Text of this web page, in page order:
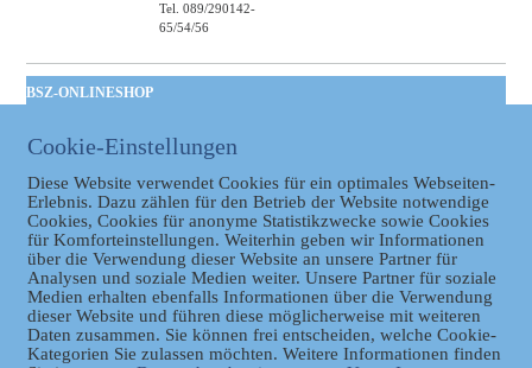
Tel. 089/290142-
65/54/56
BSZ-ONLINESHOP
Taschenbuch
GVBl | Einbanddecke
Datenschutz
Cookie-Einstellungen
Diese Website verwendet Cookies für ein optimales Webseiten-
Erlebnis. Dazu zählen für den Betrieb der Website notwendige
Cookies, Cookies für anonyme Statistikzwecke sowie Cookies
für Komforteinstellungen. Weiterhin geben wir Informationen
über die Verwendung dieser Website an unsere Partner für
Analysen und soziale Medien weiter. Unsere Partner für soziale
Medien erhalten ebenfalls Informationen über die Verwendung
dieser Website und führen diese möglicherweise mit weiteren
Daten zusammen. Sie können frei entscheiden, welche Cookie-
Kategorien Sie zulassen möchten. Weitere Informationen finden